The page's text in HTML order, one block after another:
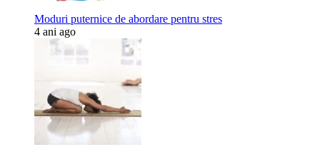
Moduri puternice de abordare pentru stres
4 ani ago